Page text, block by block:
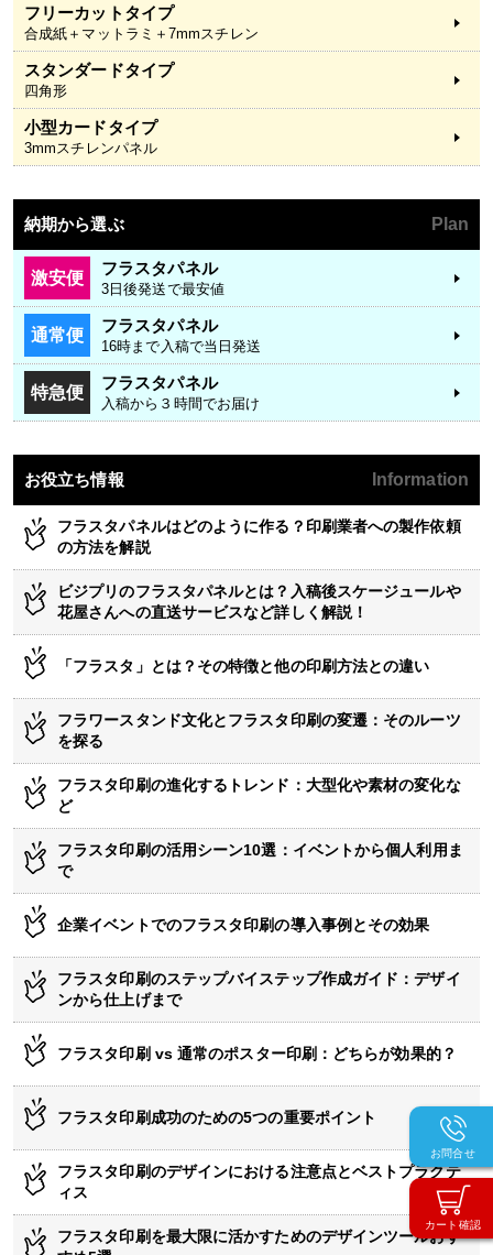
カート確認
お問合せ
フリーカットタイプ
合成紙＋マットラミ＋7mmスチレン
スタンダードタイプ
四角形
小型カードタイプ
3mmスチレンパネル
納期から選ぶ Plan
激安便 フラスタパネル
3日後発送で最安値
通常便 フラスタパネル
16時まで入稿で当日発送
特急便 フラスタパネル
入稿から３時間でお届け
お役立ち情報 Information
フラスタパネルはどのように作る？印刷業者への製作依頼
の方法を解説
ビジプリのフラスタパネルとは？入稿後スケージュールや
花屋さんへの直送サービスなど詳しく解説！
「フラスタ」とは？その特徴と他の印刷方法との違い
フラワースタンド文化とフラスタ印刷の変遷：そのルーツ
を探る
フラスタ印刷の進化するトレンド：大型化や素材の変化な
ど
フラスタ印刷の活用シーン10選：イベントから個人利用ま
で
企業イベントでのフラスタ印刷の導入事例とその効果
フラスタ印刷のステップバイステップ作成ガイド：デザイ
ンから仕上げまで
フラスタ印刷 vs 通常のポスター印刷：どちらが効果的？
フラスタ印刷成功のための5つの重要ポイント
フラスタ印刷のデザインにおける注意点とベストプラクテ
ィス
フラスタ印刷を最大限に活かすためのデザインツールおす